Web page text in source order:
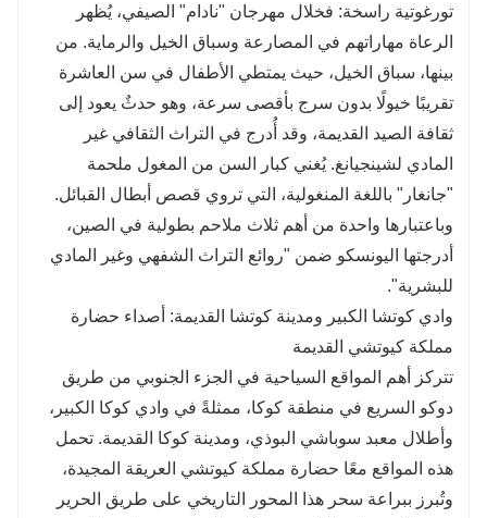
تورغوتية راسخة: فخلال مهرجان "نادام" الصيفي، يُظهر
الرعاة مهاراتهم في المصارعة وسباق الخيل والرماية. من
بينها، سباق الخيل، حيث يمتطي الأطفال في سن العاشرة
تقريبًا خيولًا بدون سرج بأقصى سرعة، وهو حدثٌ يعود إلى
ثقافة الصيد القديمة، وقد أُدرج في التراث الثقافي غير
المادي لشينجيانغ. يُغني كبار السن من المغول ملحمة
"جانغار" باللغة المنغولية، التي تروي قصص أبطال القبائل.
وباعتبارها واحدة من أهم ثلاث ملاحم بطولية في الصين،
أدرجتها اليونسكو ضمن "روائع التراث الشفهي وغير المادي
للبشرية".
وادي كوتشا الكبير ومدينة كوتشا القديمة: أصداء حضارة
مملكة كيوتشي القديمة
تتركز أهم المواقع السياحية في الجزء الجنوبي من طريق
دوكو السريع في منطقة كوكا، ممثلةً في وادي كوكا الكبير،
وأطلال معبد سوباشي البوذي، ومدينة كوكا القديمة. تحمل
هذه المواقع معًا حضارة مملكة كيوتشي العريقة المجيدة،
وتُبرز ببراعة سحر هذا المحور التاريخي على طريق الحرير